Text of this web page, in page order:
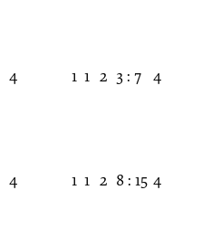
4 1 1 2 3 : 7 4
4
1 1 2 8 : 15 4